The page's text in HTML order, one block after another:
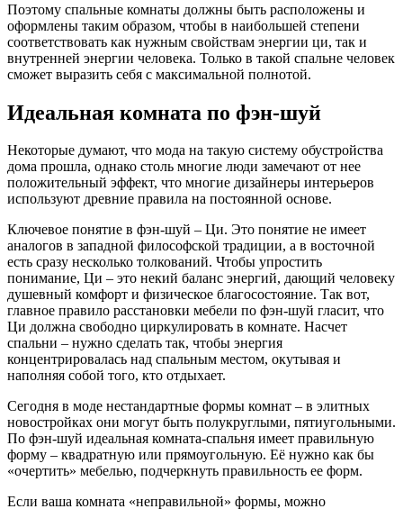
Поэтому спальные комнаты должны быть расположены и
оформлены таким образом, чтобы в наибольшей степени
соответствовать как нужным свойствам энергии ци, так и
внутренней энергии человека. Только в такой спальне человек
сможет выразить себя с максимальной полнотой.
Идеальная комната по фэн-шуй
Некоторые думают, что мода на такую систему обустройства
дома прошла, однако столь многие люди замечают от нее
положительный эффект, что многие дизайнеры интерьеров
используют древние правила на постоянной основе.
Ключевое понятие в фэн-шуй – Ци. Это понятие не имеет
аналогов в западной философской традиции, а в восточной
есть сразу несколько толкований. Чтобы упростить
понимание, Ци – это некий баланс энергий, дающий человеку
душевный комфорт и физическое благосостояние. Так вот,
главное правило расстановки мебели по фэн-шуй гласит, что
Ци должна свободно циркулировать в комнате. Насчет
спальни – нужно сделать так, чтобы энергия
концентрировалась над спальным местом, окутывая и
наполняя собой того, кто отдыхает.
Сегодня в моде нестандартные формы комнат – в элитных
новостройках они могут быть полукруглыми, пятиугольными.
По фэн-шуй идеальная комната-спальня имеет правильную
форму – квадратную или прямоугольную. Её нужно как бы
«очертить» мебелью, подчеркнуть правильность ее форм.
Если ваша комната «неправильной» формы, можно